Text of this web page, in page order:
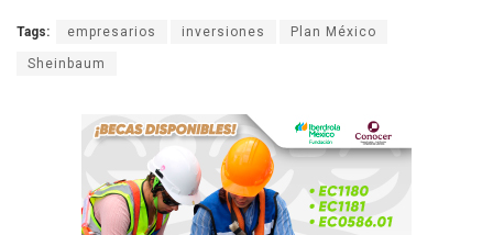
Tags: empresarios inversiones Plan México
Sheinbaum